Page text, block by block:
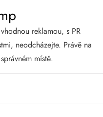
reklamou, s PR
neodcházejte. Právě na
místě.